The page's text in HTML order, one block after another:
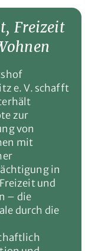
Freizeit
e. V. schafft
zur
von
mit
in
und
– die
durch die